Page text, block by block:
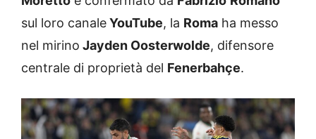
sul loro canaleYouTube, la Roma ha messo
nel mirino Jayden Oosterwolde, difensore
centrale di proprietà del Fenerbahçe.